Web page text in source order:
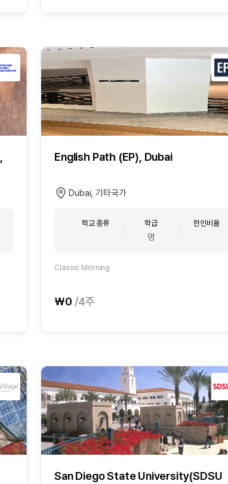
English Path (EP), Dubai
Dubai, 기타국가
학교 종류 학급
명
한인비율
Classic Morning
₩0 /4주
San Diego State University(SDSU